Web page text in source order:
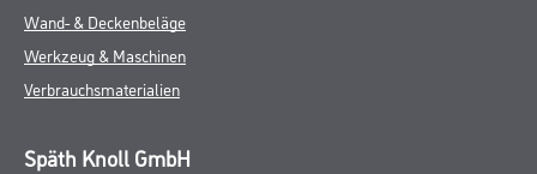
Wand- & Deckenbeläge
Werkzeug & Maschinen
Verbrauchsmaterialien
Späth Knoll GmbH